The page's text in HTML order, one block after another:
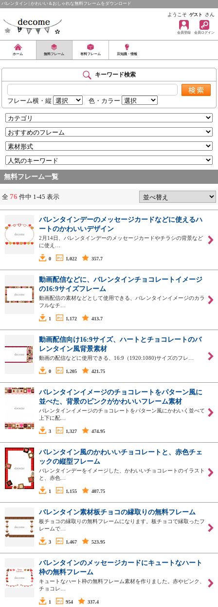
バレンタイン | かわいい＆おしゃれな無料フレームをダウンロード
ようこそ ゲスト さん
会員登録 会員ログイン
ホーム 無料フレーム 有料フレーム 豆知識・情報
キーワード検索
フレーム横・縦 色・カラー
無料フレーム一覧
全 76 件中 1-45 表示
バレンタインデーのメッセージカードなどに使えるハ
ートのかわいいデザイン
2月14日、バレンタインデーのメッセージカードやチラシの背景など
に使え…
0 1,022 357.7
動画配信などに、バレンタインチョコレートイメージ
の16:9サイズフレーム
動画配信の素材などとして使用できる、バレンタインイメージのカラ
フルなチ…
1 1,172 413.7
動画配信向け16:9サイズ、ハートとチョコレートのバ
レンタイン風背景素材
動画の配信などに使用できる、16:9（1920:1080)サイズのフレ…
0 1,205 421.75
バレンタインイメージのチョコレートをパターン風に
並べた、背景のピンクがかわいいフレーム素材
バレンタインイメージのチョコレートをパターン風にかわいく並べて
上下に配…
3 1,327 474.95
バレンタイン風のかわいいチョコレートと、赤色チェ
ックの縦型フレーム
バレンタインデーをイメージした、かわいいチョコレートのイラスト
と、赤色…
1 1,155 407.75
バレンタイン素材板チョコの縁取りの無料フレーム
板チョコの縁取りの無料フレームになります。板チョコで縁取ったフ
レームで…
3 1,467 523.95
バレンタインのメッセージカードにキュートなハート
枠の無料フレーム
キュートなハート枠の無料フレーム素材を作りました。赤やピンク、
チョコレ…
1 954 337.4